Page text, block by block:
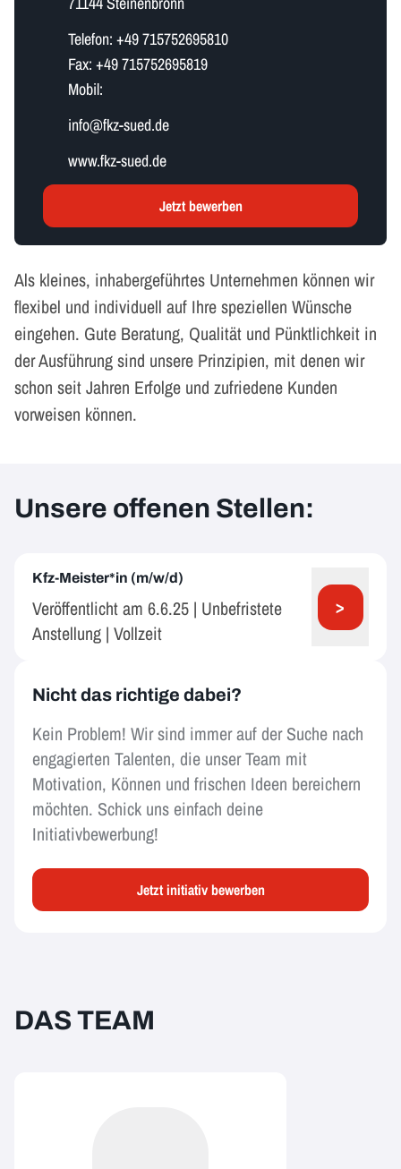
Telefon: +49 715752695810
Fax: +49 715752695819
Mobil:
i​n​f​o​@fkz-sued.de
www.fkz-sued.de
Jetzt bewerben
Als kleines, inhabergeführtes Unternehmen können wir
flexibel und individuell auf Ihre speziellen Wünsche
eingehen. Gute Beratung, Qualität und Pünktlichkeit in
der Ausführung sind unsere Prinzipien, mit denen wir
schon seit Jahren Erfolge und zufriedene Kunden
vorweisen können.
Unsere offenen Stellen:
Kfz-Meister*in (m/w/d)
Veröffentlicht am 6.6.25 | Unbefristete
Anstellung | Vollzeit
>
Nicht das richtige dabei?
Kein Problem! Wir sind immer auf der Suche nach
engagierten Talenten, die unser Team mit
Motivation, Können und frischen Ideen bereichern
möchten. Schick uns einfach deine
Initiativbewerbung!
Jetzt initiativ bewerben
DAS TEAM